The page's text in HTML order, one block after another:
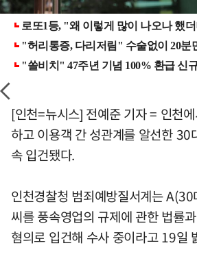
[인천=뉴시스] 전예준 기자 = 인천
하고 이용객 간 성관계를 알선한 30
속 입건됐다.
인천경찰청 범죄예방질서계는
씨를 풍속영업의 규제에 관한 법률
혐의로 입건해 수사 중이라고 19일